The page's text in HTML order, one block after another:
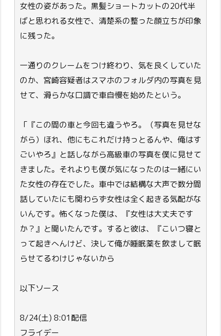
女性の姿があった。黒髪ショートカットの20代半
ばと思われる女性で、清楚系の整った顔立ちが印象
に残った。
一通りのクレームをつけ終わり、気を良くしていた
のか、宮崎容疑者はスマホのフォルダ内の写真を見
せて、滑らかな口調で車自慢を始めたという。
「『この間の車と今回も違うやろ。（写真を見せな
がら）ほれ、他にもこれだけ持っとるんや、俺はす
ごいやろ』と話しながら高級車の写真を僕に見せて
きました。それよりも僕が気になったのは一緒にい
た女性の存在でした。車中では結構な大声で数分間
話していたにも関わらず女性は全く起きる気配がな
いんです。怖くなった僕は、『女性は大丈夫です
か？』と聞いたんです。すると彼は、『こいつ寝と
って起きへんけど、決して俺が睡眠薬を飲まして眠
らせてるわけじゃないから
以下ソース
8/24(土) 8:01配信
フライデー